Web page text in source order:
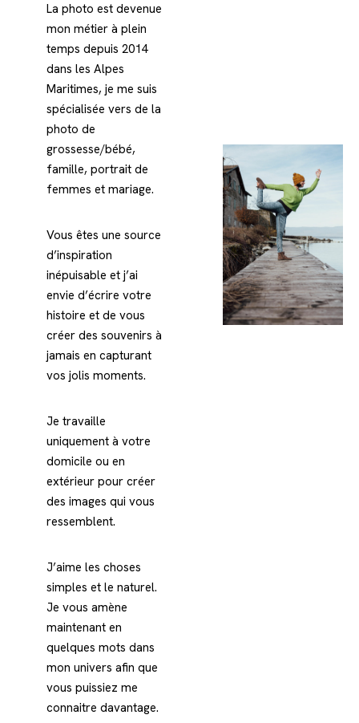
La photo est devenue
mon métier à plein
temps depuis 2014
dans les Alpes
Maritimes, je me suis
spécialisée vers de la
photo de
grossesse/bébé,
famille, portrait de
femmes et mariage.
Vous êtes une source
d’inspiration
inépuisable et j’ai
envie d’écrire votre
histoire et de vous
créer des souvenirs à
jamais en capturant
vos jolis moments.
Je travaille
uniquement à votre
domicile ou en
extérieur pour créer
des images qui vous
ressemblent.
J’aime les choses
simples et le naturel.
Je vous amène
maintenant en
quelques mots dans
mon univers afin que
vous puissiez me
connaitre davantage.